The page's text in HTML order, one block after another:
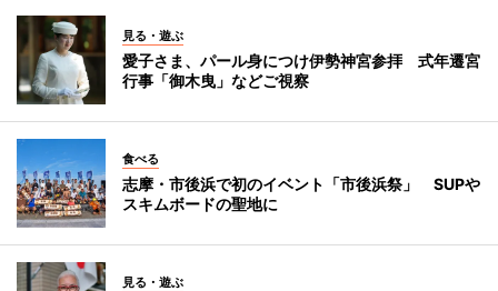
見る・遊ぶ
愛子さま、パール身につけ伊勢神宮参拝 式年遷宮
行事「御木曳」などご視察
食べる
志摩・市後浜で初のイベント「市後浜祭」 SUPや
スキムボードの聖地に
見る・遊ぶ